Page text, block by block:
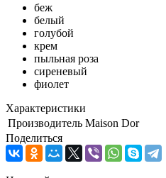
беж
белый
голубой
крем
пыльная роза
сиреневый
фиолет
Характеристики
Производитель Maison Dor
Поделиться